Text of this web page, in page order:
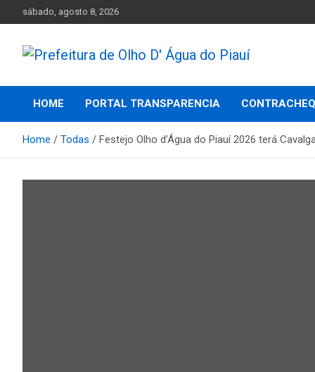
to
sábado, agosto 8, 2026
Prefeitura de Olho D'
Água do Piauí
HOME PORTAL TRANSPARENCIA
Home Todas Festejo Olho d’Água do Piauí 2026 terá